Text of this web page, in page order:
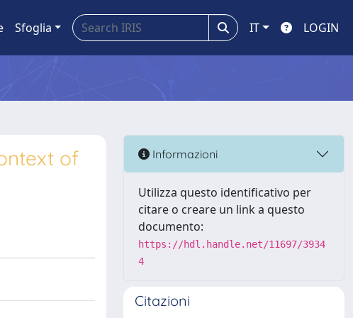
Sfoglia IT LOGIN
of
Informazioni
Utilizza questo identificativo per
citare o creare un link a questo
documento:
https://hdl.handle.net/11697/3934
4
Citazioni